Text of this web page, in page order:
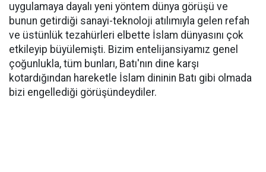
uygulamaya dayalı yeni yöntem dünya görüşü ve
bunun getirdiği sanayi-teknoloji atılımıyla gelen refah
ve üstünlük tezahürleri elbette İslam dünyasını çok
etkileyip büyülemişti. Bizim entelijansiyamız genel
çoğunlukla, tüm bunları, Batı'nın dine karşı
kotardığından hareketle İslam dininin Batı gibi olmada
bizi engellediği görüşündeydiler.